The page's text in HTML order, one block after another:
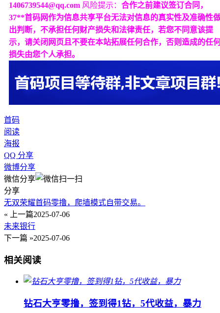
1406739544@qq.com 风险提示： 合作之前建议签订合同，
37**首码网作为信息共享平台无法对信息的真实性及准确性
出判断，不承担任何财产损失和法律责任，若您不同意该提
示，请关闭网页且不要在本站拓展任何合作，否则造成的任
损失由您个人承担。
首码
阅读
海报
QQ 分享
微博分享
微信分享
分享
无双荣耀首码零撸，爬墙模式自带交易。
« 上一篇2025-07-06
未来银行
下一篇 »2025-07-06
相关阅读
钻石大亨零撸，签到得1钻，5代收益，暴力